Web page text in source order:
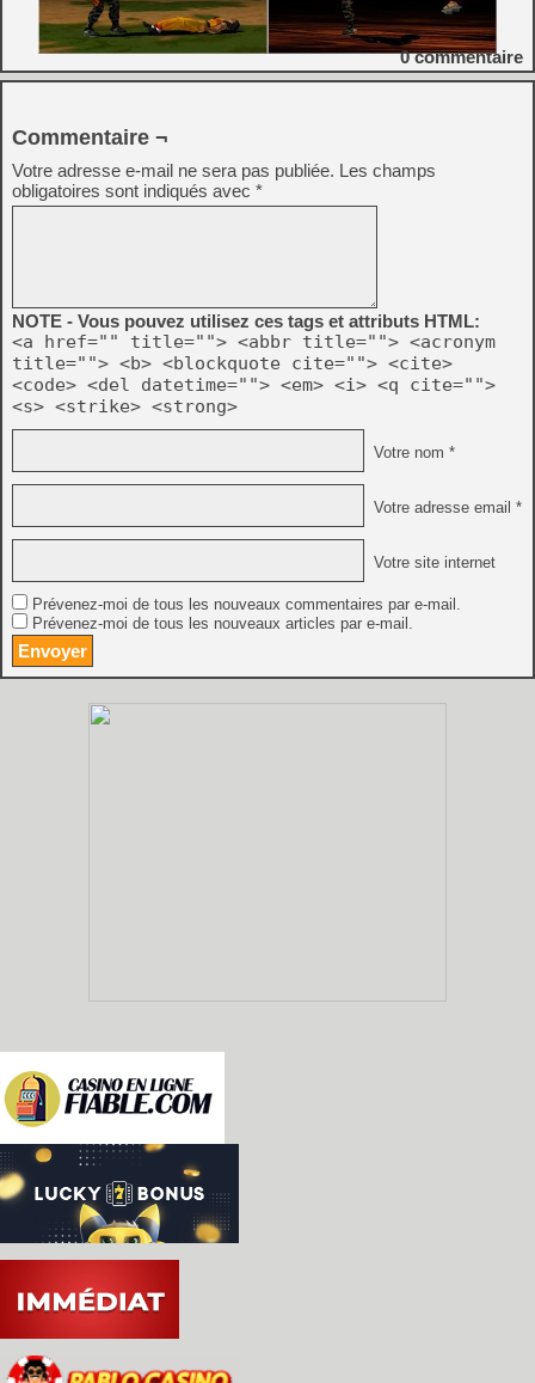
0commentaire
Commentaire ¬
Votre adresse e-mail ne sera pas publiée. Les champs
obligatoires sont indiqués avec *
NOTE - Vous pouvez utilisez ces tags et attributs HTML:
<a href="" title=""> <abbr title=""> <acronym
title=""> <b> <blockquote cite=""> <cite>
<code> <del datetime=""> <em> <i> <q cite="">
<s> <strike> <strong>
Votre nom *
Votre adresse email *
Votre site internet
Prévenez-moi de tous les nouveaux commentaires par e-mail.
Prévenez-moi de tous les nouveaux articles par e-mail.